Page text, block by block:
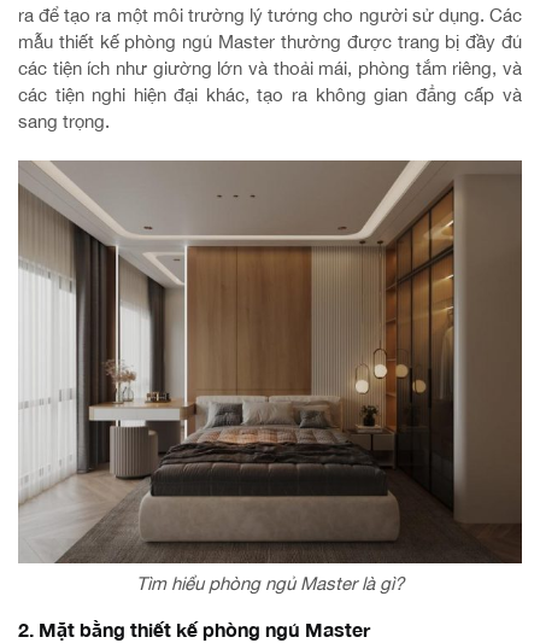
ra để tạo ra một môi trường lý tưởng cho người sử dụng. Các
mẫu thiết kế phòng ngủ Master thường được trang bị đầy đủ
các tiện ích như giường lớn và thoải mái, phòng tắm riêng, và
các tiện nghi hiện đại khác, tạo ra không gian đẳng cấp và
sang trọng.
Tìm hiểu phòng ngủ Master là gì?
2. Mặt bằng thiết kế phòng ngủ Master